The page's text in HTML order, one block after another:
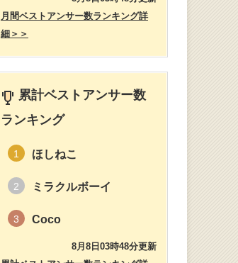
月間ベストアンサー数ランキング詳
細＞＞
累計ベストアンサー数
ランキング
1 ほしねこ
2 ミラクルボーイ
3 Coco
8月8日03時48分更新